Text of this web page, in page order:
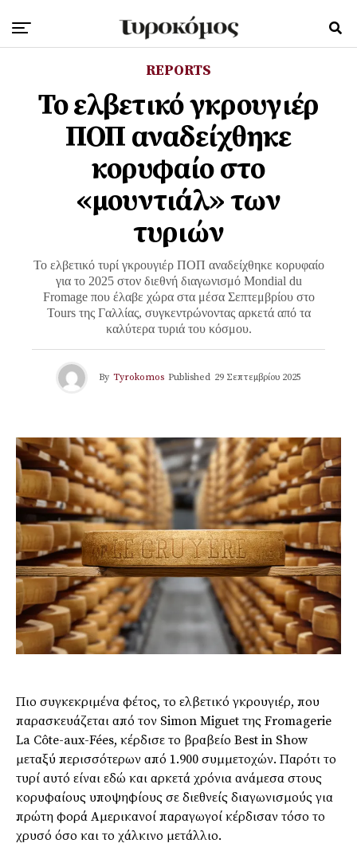
REPORTS
Το ελβετικό γκρουγιέρ
ΠΟΠ αναδείχθηκε
κορυφαίο στο
«μουντιάλ» των
τυριών
Το ελβετικό τυρί γκρουγιέρ ΠΟΠ αναδείχθηκε κορυφαίο
για το 2025 στον διεθνή διαγωνισμό Mondial du
Fromage που έλαβε χώρα στα μέσα Σεπτεμβρίου στο
Tours της Γαλλίας, συγκεντρώνοντας αρκετά από τα
καλύτερα τυριά του κόσμου.
By Tyrokomos Published 29 Σεπτεμβρίου 2025
Πιο συγκεκριμένα φέτος, το ελβετικό γκρουγιέρ, που
παρασκευάζεται από τον Simon Miguet της Fromagerie
La Côte-aux-Fées, κέρδισε το βραβείο Best in Show
μεταξύ περισσότερων από 1.900 συμμετοχών. Παρότι το
τυρί αυτό είναι εδώ και αρκετά χρόνια ανάμεσα στους
κορυφαίους υποψηφίους σε διεθνείς διαγωνισμούς για
πρώτη φορά Αμερικανοί παραγωγοί κέρδισαν τόσο το
χρυσό όσο και το χάλκινο μετάλλιο.